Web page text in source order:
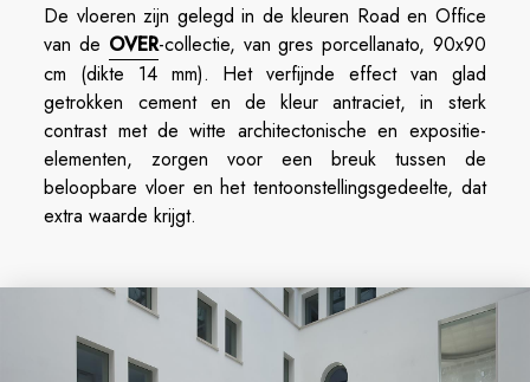
De vloeren zijn gelegd in de kleuren Road en Office
van de OVER-collectie, van gres porcellanato, 90x90
cm (dikte 14 mm). Het verfijnde effect van glad
getrokken cement en de kleur antraciet, in sterk
contrast met de witte architectonische en expositie-
elementen, zorgen voor een breuk tussen de
beloopbare vloer en het tentoonstellingsgedeelte, dat
extra waarde krijgt.